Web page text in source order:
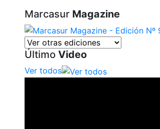
Marcasur Magazine
Último Video
Ver todos